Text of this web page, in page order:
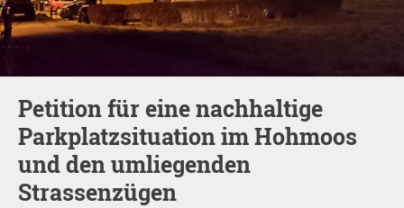
Petition für eine nachhaltige
Parkplatzsituation im Hohmoos
und den umliegenden
Strassenzügen